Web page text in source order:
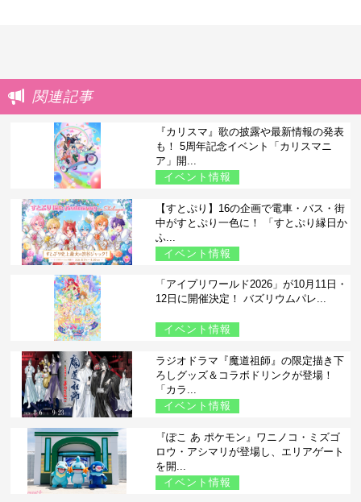
関連記事
『カリスマ』歌の披露や最新情報の発表
も！ 5周年記念イベント「カリスマニ
ア」開...
イベント情報
【すとぷり】16の企画で電車・バス・街
中がすとぷり一色に！ 「すとぷり縁日か
ふ...
イベント情報
「アイプリワールド2026」が10月11日・
12日に開催決定！ バズリウムパレ...
イベント情報
ラジオドラマ『魔道祖師』の限定描き下
ろしグッズ＆コラボドリンクが登場！
「カラ...
イベント情報
『ぽこ あ ポケモン』ワニノコ・ミズゴ
ロウ・アシマリが登場し、エリアゲート
を開...
イベント情報